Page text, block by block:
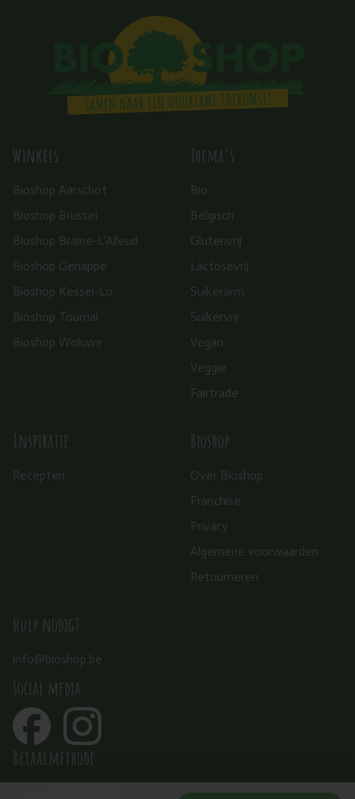
Winkels
Bioshop Aarschot
Bioshop Brussel
Bioshop Braine-L’Alleud
Bioshop Genappe
Bioshop Kessel-Lo
Bioshop Tournai
Bioshop Woluwe
Thema’s
Bio
Belgisch
Glutenvrij
Lactosevrij
Suikerarm
Suikervrij
Vegan
Veggie
Fairtrade
Inspiratie
Recepten
Bioshop
Over Bioshop
Franchise
Privacy
Algemene voorwaarden
Retourneren
Hulp nodig?
info@bioshop.be
Social media
Betaalmethode